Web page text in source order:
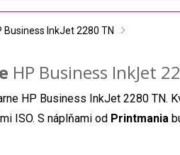
Business InkJet 2280 TN
HP Business InkJet
HP Business InkJet 2280 TN.
ISO. S náplňami od Printmania